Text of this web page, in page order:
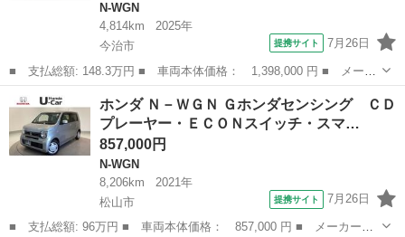
N-WGN
4,814km
2025年
今治市
提携サイト 7月26日
■ 支払総額: 148.3万円 ■ 車両本体価格： 1,398,000 円 ■ メーカ
ー名： ホンダ ■ 車種名： Ｎ－ＷＧＮ ■ グレード名： Ｌ フ
ルセグ・メモリナビ・バックカメラ・スマートキー・シートヒータ
ー ミュー...
愛媛 N-WGN
ホンダ Ｎ－ＷＧＮ Ｇホンダセンシング ＣＤ
プレーヤー・ＥＣＯＮスイッチ・スマ…
857,000円
N-WGN
8,206km
2021年
松山市
提携サイト 7月26日
■ 支払総額: 96万円 ■ 車両本体価格： 857,000 円 ■ メーカー